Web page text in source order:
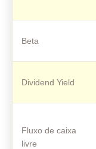
Beta
Dividend Yield
Fluxo de caixa
livre